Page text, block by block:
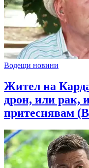
Водещи новини
Жител на
дрон, или рак,
притеснявам